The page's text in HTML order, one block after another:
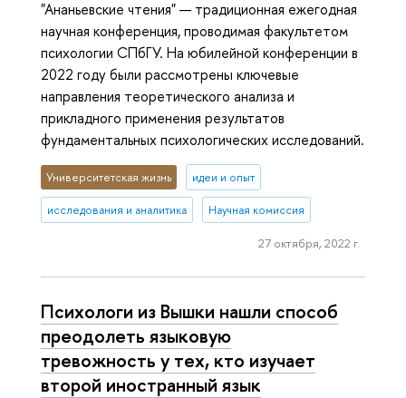
"Ананьевские чтения" — традиционная ежегодная
научная конференция, проводимая факультетом
психологии СПбГУ. На юбилейной конференции в
2022 году были рассмотрены ключевые
направления теоретического анализа и
прикладного применения результатов
фундаментальных психологических исследований.
Университетская жизнь идеи и опыт
исследования и аналитика Научная комиссия
27 октября, 2022 г.
Психологи из Вышки нашли способ
преодолеть языковую
тревожность у тех, кто изучает
второй иностранный язык